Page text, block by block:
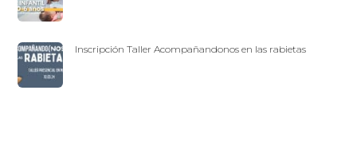
Inscripción Taller Acompañandonos en las rabietas